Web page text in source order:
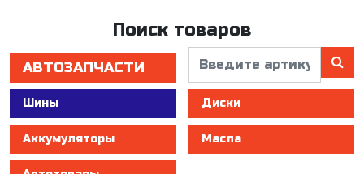
Поиск товаров
АВТОЗАПЧАСТИ
Шины Диски
Аккумуляторы Масла